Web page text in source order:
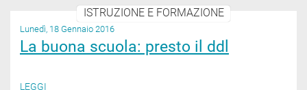
ISTRUZIONE E FORMAZIONE
Lunedì, 18 Gennaio 2016
La buona scuola: presto il ddl
LEGGI